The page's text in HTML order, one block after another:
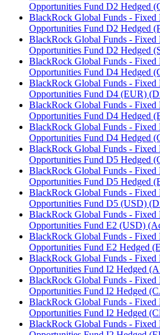
Opportunities Fund D2 Hedged
BlackRock Global Funds - Fixed
Opportunities Fund D2 Hedged
BlackRock Global Funds - Fixed
Opportunities Fund D2 Hedged
BlackRock Global Funds - Fixed
Opportunities Fund D4 Hedged
BlackRock Global Funds - Fixed
Opportunities Fund D4 (EUR)
BlackRock Global Funds - Fixed
Opportunities Fund D4 Hedged
BlackRock Global Funds - Fixed
Opportunities Fund D4 Hedged
BlackRock Global Funds - Fixed
Opportunities Fund D5 Hedged
BlackRock Global Funds - Fixed
Opportunities Fund D5 Hedged
BlackRock Global Funds - Fixed
Opportunities Fund D5 (USD)
BlackRock Global Funds - Fixed
Opportunities Fund E2 (USD)
BlackRock Global Funds - Fixed
Opportunities Fund E2 Hedged
BlackRock Global Funds - Fixed
Opportunities Fund I2 Hedged
BlackRock Global Funds - Fixed
Opportunities Fund I2 Hedged
BlackRock Global Funds - Fixed
Opportunities Fund I2 Hedged
BlackRock Global Funds - Fixed